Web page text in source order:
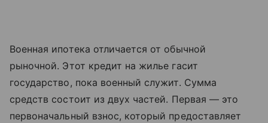
Военная ипотека отличается от обычной
рыночной. Этот кредит на жилье гасит
государство, пока военный служит. Сумма
средств состоит из двух частей. Первая — это
первоначальный взнос, который предоставляет